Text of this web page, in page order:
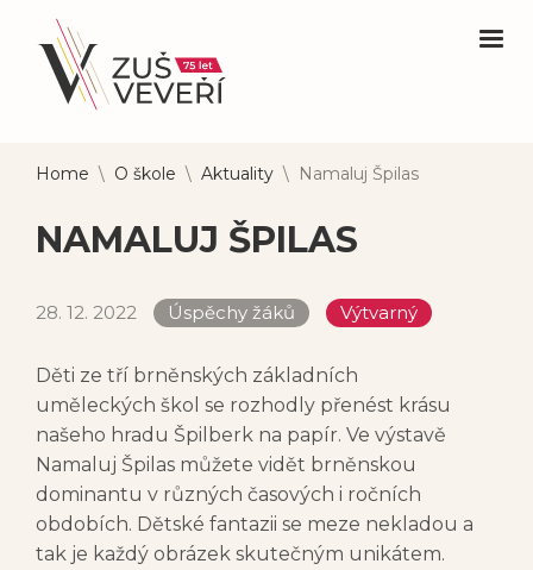
Home \ O škole \ Aktuality \ Namaluj Špilas
NAMALUJ ŠPILAS
28. 12. 2022 Úspěchy žáků Výtvarný
Děti ze tří brněnských základních
uměleckých škol se rozhodly přenést krásu
našeho hradu Špilberk na papír. Ve výstavě
Namaluj Špilas můžete vidět brněnskou
dominantu v různých časových i ročních
obdobích. Dětské fantazii se meze nekladou a
tak je každý obrázek skutečným unikátem.